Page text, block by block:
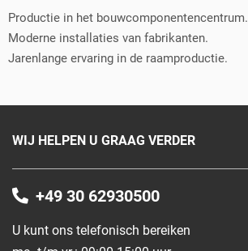
Productie in het bouwcomponentencentrum.
Moderne installaties van fabrikanten.
Jarenlange ervaring in de raamproductie.
WIJ HELPEN U GRAAG VERDER
+49 30 62930500
U kunt ons telefonisch bereiken